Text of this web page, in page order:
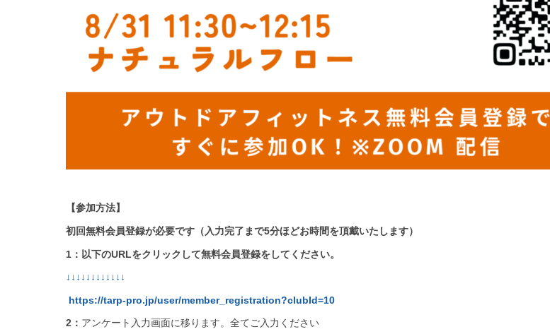
【参加方法】
初回無料会員登録が必要です（入力完了まで5分ほどお時間を頂戴いたします）
1：以下のURLをクリックして無料会員登録をしてください。
↓↓↓↓↓↓↓↓↓↓↓↓
https://tarp-pro.jp/user/member_registration?clubId=10
2： アンケート入力画面に移ります。全てご入力ください